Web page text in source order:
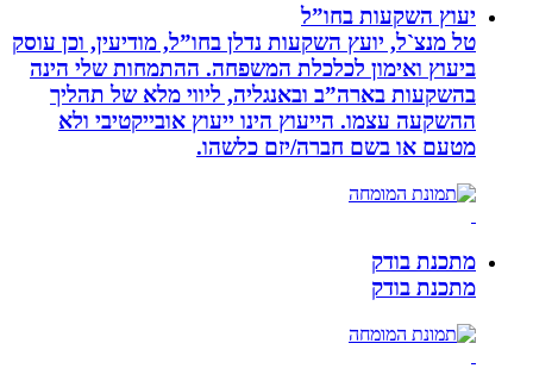
יעוץ השקעות בחו”ל
טל מנצ`ל, יועץ השקעות נדלן בחו”ל, מודיעין, וכן עוסק
ביעוץ ואימון לכלכלת המשפחה. ההתמחות שלי הינה
בהשקעות בארה”ב ובאנגליה, ליווי מלא של תהליך
ההשקעה עצמו. הייעוץ הינו ייעוץ אובייקטיבי ולא
מטעם או בשם חברה/יזם כלשהו.
מתכנת בודק
מתכנת בודק